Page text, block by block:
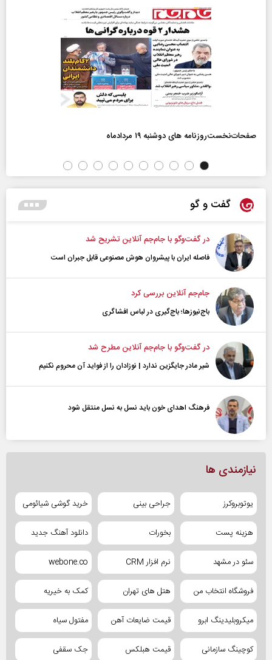
صفحات‌نخست‌روزنامه ها‌ی دوشنبه ۱۹ مردادماه
گفت و گو
در گفت‌و‌گو با جام‌جم آنلاین تشریح شد
فاصله ایران با پیشرو‌ان هوش مصنوعی قابل جبران است
جام‌جم آنلاین بررسی کرد
باج‌نیوزها؛ باج‌گیری در لباس افشاگری
در گفت‌و‌گو با جام‌جم آنلاین مطرح شد
شیر مادر جایگزین ندارد | نوزادان را از فواید آن محروم نکنیم
فرهنگ اهدای خون باید نسل به نسل منتقل شود
نیازمندی ها
یوتوبروکرز جراحی بینی خرید گوشی شیائومی
هزینه پست بخورات دانلود آهنگ جدید
سئو در مشهد نرم افزار CRM webone.co
فروشگاه انتخاب من هتل های تهران کمک به خیریه
میکروبلیدینگ ابرو قیمت ضایعات آهن مفتول سیاه
کوچینگ سازمانی قیمت هبلکس جک سقفی